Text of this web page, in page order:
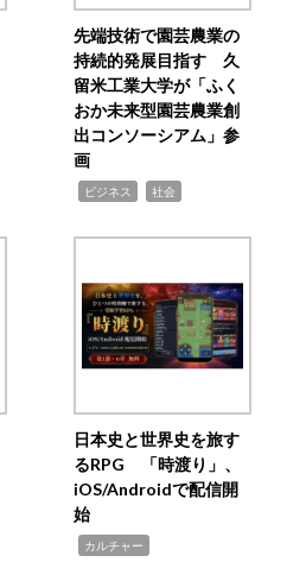
先端技術で園芸農業の
持続的発展目指す 久
留米工業大学が「ふく
おか未来型園芸農業創
出コンソーシアム」参
画
ビジネス 社会
日本史と世界史を旅す
るRPG 「時渡り」、
iOS/Androidで配信開
始
カルチャー